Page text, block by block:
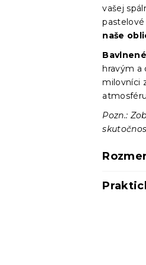
vašej
naše
hravým
milovníci
Pozn.: